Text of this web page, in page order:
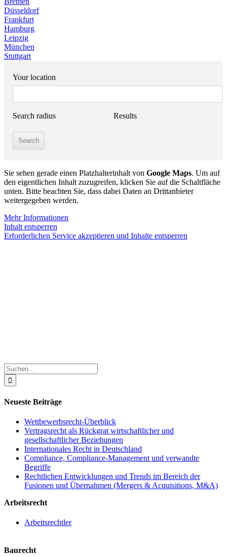
Düsseldorf
Frankfurt
Hamburg
Leipzig
München
Stuttgart
Your location
Search radius Results
Sie sehen gerade einen Platzhalterinhalt von Google Maps. Um auf
den eigentlichen Inhalt zuzugreifen, klicken Sie auf die Schaltfläche
unten. Bitte beachten Sie, dass dabei Daten an Drittanbieter
weitergegeben werden.
Mehr Informationen
Inhalt entsperren
Erforderlichen Service akzeptieren und Inhalte entsperren
Suche
nach:
Neueste Beiträge
Wettbewerbsrecht-Überblick
Vertragsrecht als Rückgrat wirtschaftlicher und
gesellschaftlicher Beziehungen
Internationales Recht in Deutschland
Compliance, Compliance-Management und verwandte
Begriffe
Rechtlichen Entwicklungen und Trends im Bereich der
Fusionen und Übernahmen (Mergers & Acquisitions, M&A)
Arbeitsrecht
Arbeitsrechtler
Baurecht